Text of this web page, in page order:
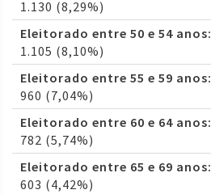
1.130 (8,29%)
Eleitorado entre 50 e 54 anos:
1.105 (8,10%)
Eleitorado entre 55 e 59 anos:
960 (7,04%)
Eleitorado entre 60 e 64 anos:
782 (5,74%)
Eleitorado entre 65 e 69 anos:
603 (4,42%)